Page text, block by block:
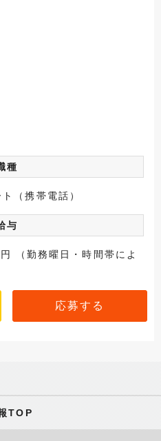
種
（携帯電話）
与
（勤務曜日・時間帯によ
応募する
TOP